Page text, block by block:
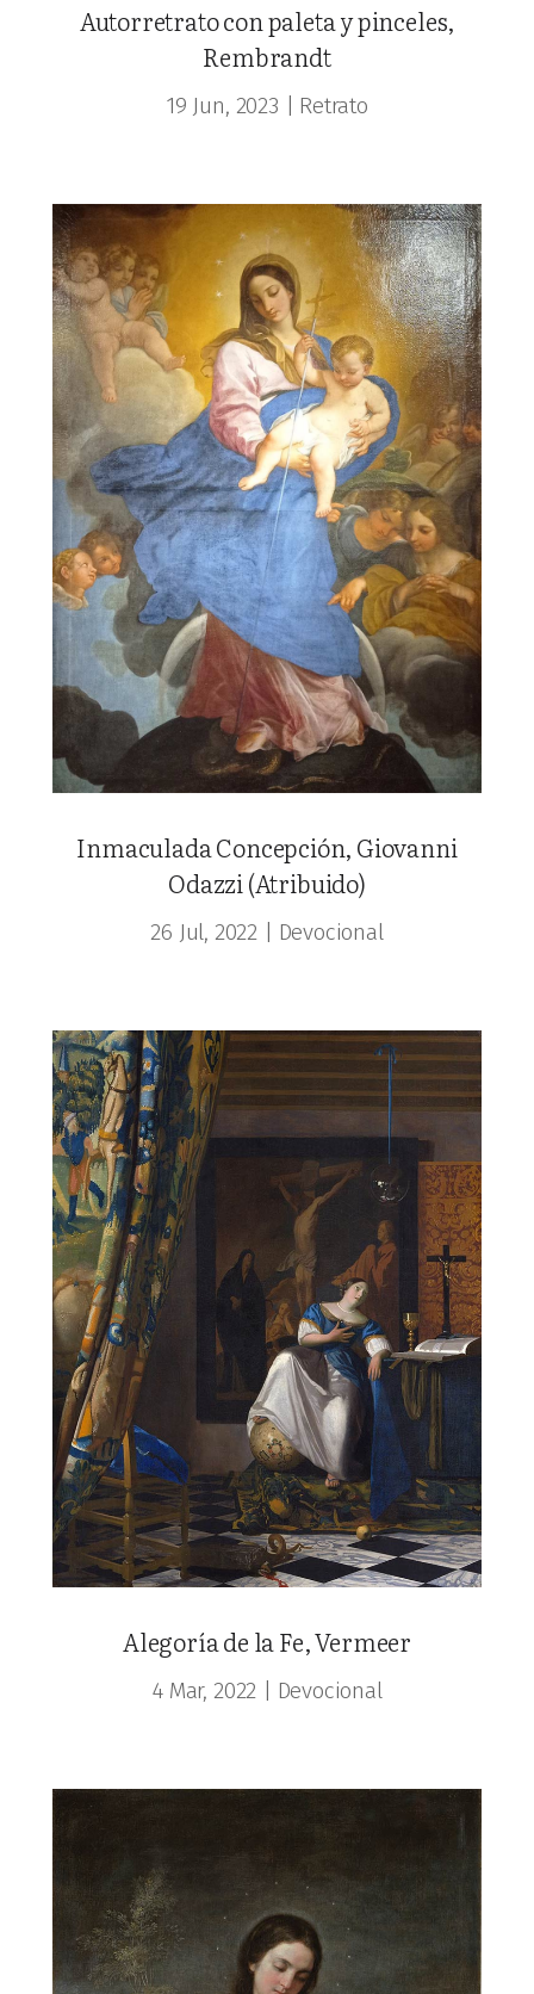
Autorretrato con paleta y pinceles,
Rembrandt
19 Jun, 2023 Retrato
Inmaculada Concepción, Giovanni
Odazzi (Atribuido)
26 Jul, 2022 Devocional
Alegoría de la Fe, Vermeer
4 Mar, 2022 Devocional